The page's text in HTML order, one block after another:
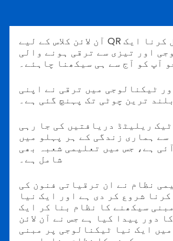
آن لائن کلاس کے لیے QR کوڈ استعمال کرنا ایک
اور تیزی سے ترقی ہونے والی
آپ کو آج سے ہی سیکھنا چاہئے۔
ٹیکنالوجی میں ترقی نے اپنی
بلند ترین چوٹی تک پہنچ گئی ہے۔
ریلیٹڈ دریافتیں کی جا رہی
سے ہماری زندگی کے ہر پہلو میں
ہے، جس میں تعلیمی شعبہ بھی
شامل ہے۔
نظام نے ان ترقیاتی فنون کی
شروع کر دی ہے اور ایک نیا
سیکھنے کا نظام بنا کر ایک
دور پیدا کیا ہے جس نے آن لائن
ایک نیا ٹیکنالوجی پر مبنی